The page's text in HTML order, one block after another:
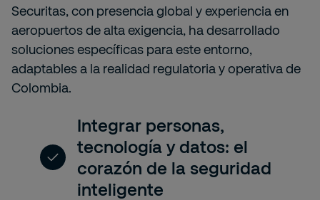
Securitas, con presencia global y experiencia en
aeropuertos de alta exigencia, ha desarrollado
soluciones específicas para este entorno,
adaptables a la realidad regulatoria y operativa de
Colombia.
Integrar personas,
tecnología y datos: el
corazón de la seguridad
inteligente